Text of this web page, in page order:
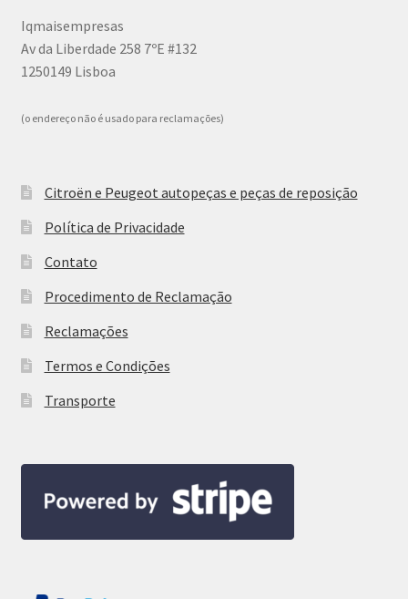
Iqmaisempresas
Av da Liberdade 258 7ºE #132
1250149 Lisboa
(o endereço não é usado para reclamações)
Citroën e Peugeot autopeças e peças de reposição
Política de Privacidade
Contato
Procedimento de Reclamação
Reclamações
Termos e Condições
Transporte